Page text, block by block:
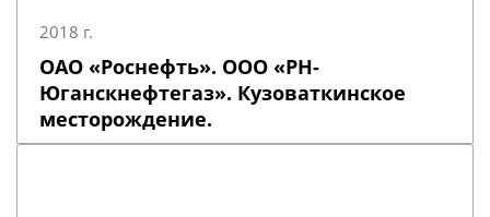
2018 г.
ОАО «Роснефть». ООО «РН-
Юганскнефтегаз». Кузоваткинское
месторождение.